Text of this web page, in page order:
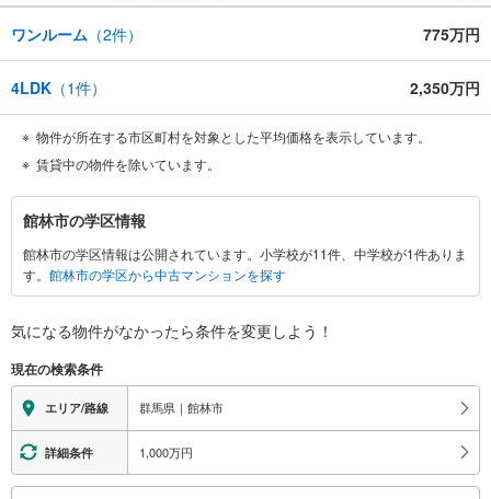
ワンルーム （2件） 775万円
4LDK （1件） 2,350万円
物件が所在する市区町村を対象とした平均価格を表示しています。
賃貸中の物件を除いています。
館
林
市
に
す
情
報
館林市の学区情報
館林市の学区情報は公開されています。小学校が11件、中学校が1件ありま
す。 館林市の学区から中古マンションを探す
気になる物件がなかったら条件を変更しよう！
現在の検索条件
エリア/路線 群馬県｜館林市
詳細条件 1,000万円